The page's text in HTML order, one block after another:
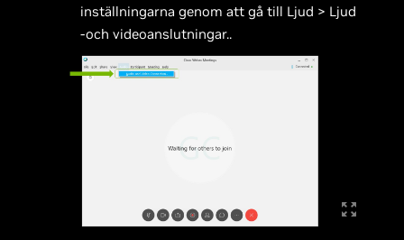
inställningarna genom att gå till Ljud > Ljud
-och videoanslutningar..